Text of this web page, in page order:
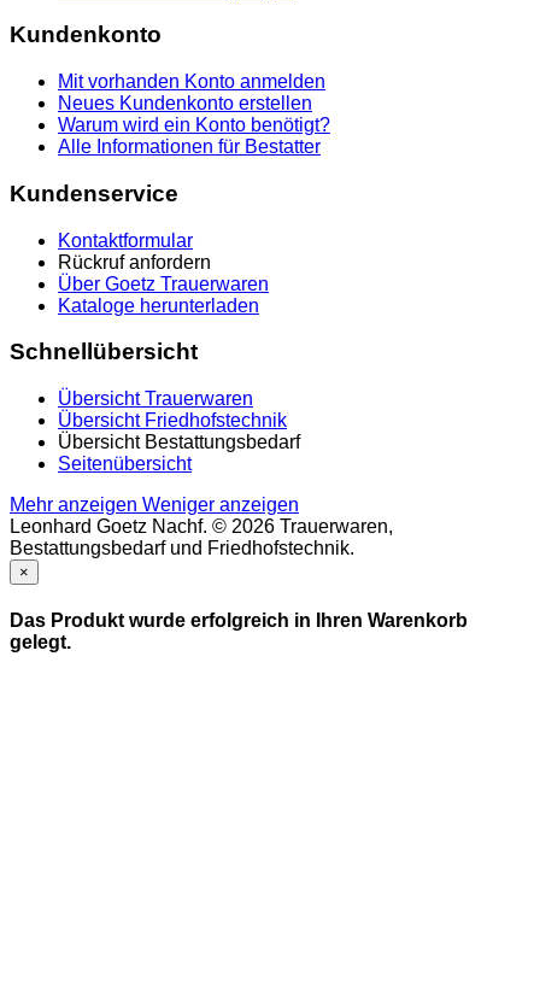
Kundenkonto
Mit vorhanden Konto anmelden
Neues Kundenkonto erstellen
Warum wird ein Konto benötigt?
Alle Informationen für Bestatter
Kundenservice
Kontaktformular
Rückruf anfordern
Über Goetz Trauerwaren
Kataloge herunterladen
Schnellübersicht
Übersicht Trauerwaren
Übersicht Friedhofstechnik
Übersicht Bestattungsbedarf
Seitenübersicht
Mehr anzeigen Weniger anzeigen
Leonhard Goetz Nachf. © 2026 Trauerwaren,
Bestattungsbedarf und Friedhofstechnik.
×
Das Produkt wurde erfolgreich in Ihren Warenkorb
gelegt.